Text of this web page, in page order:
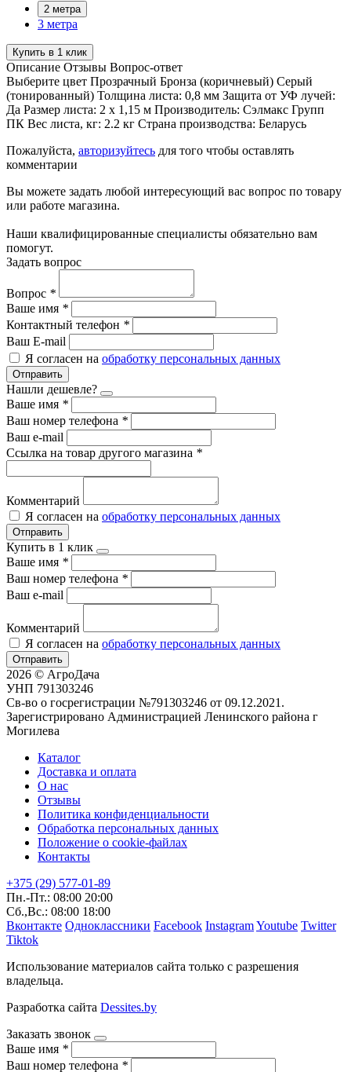
2 метра
3 метра
Купить в 1 клик
Описание Отзывы Вопрос-ответ
Выберите цвет Прозрачный Бронза (коричневый) Серый
(тонированный) Толщина листа: 0,8 мм Защита от УФ лучей:
Да Размер листа: 2 х 1,15 м Производитель: Сэлмакс Групп
ПК Вес листа, кг: 2.2 кг Страна производства: Беларусь
Пожалуйста, авторизуйтесь для того чтобы оставлять
комментарии
Вы можете задать любой интересующий вас вопрос по товару
или работе магазина.
Наши квалифицированные специалисты обязательно вам
помогут.
Задать вопрос
Вопрос *
Ваше имя *
Контактный телефон *
Ваш E-mail
Я согласен на обработку персональных данных
Отправить
Нашли дешевле?
Ваше имя *
Ваш номер телефона *
Ваш e-mail
Ссылка на товар другого магазина *
Комментарий
Я согласен на обработку персональных данных
Отправить
Купить в 1 клик
Ваше имя *
Ваш номер телефона *
Ваш e-mail
Комментарий
Я согласен на обработку персональных данных
Отправить
2026 © АгроДача
УНП 791303246
Св-во о госрегистрации №791303246 от 09.12.2021.
Зарегистрировано Администрацией Ленинского района г
Могилева
Каталог
Доставка и оплата
О нас
Отзывы
Политика конфиденциальности
Обработка персональных данных
Положение о cookie-файлах
Контакты
+375 (29) 577-01-89
Пн.-Пт.: 08:00 20:00
Сб.,Вс.: 08:00 18:00
Вконтакте Одноклассники Facebook InstagramYoutube Twitter
Tiktok
Использование материалов сайта только с разрешения
владельца.
Разработка сайта Dessites.by
Заказать звонок
Ваше имя *
Ваш номер телефона *